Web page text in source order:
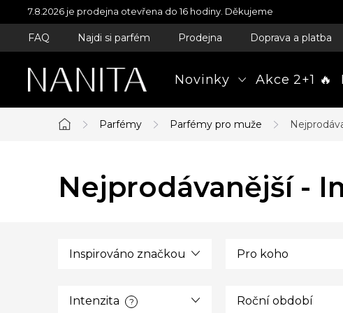
Přejít
na
obsah
7.8.2026 je prodejna otevřena do 16 hodiny. Děkujeme
FAQ Najdi si parfém Prodejna Doprava a platba
Novinky Akce 2+1 🔥
Domů
Parfémy Parfémy pro muže
Nejprodávanější -
Inspirováno značkou Pro koho
Intenzita ? Roční období